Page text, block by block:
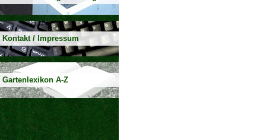
Kontakt / Impressum
Gartenlexikon A-Z